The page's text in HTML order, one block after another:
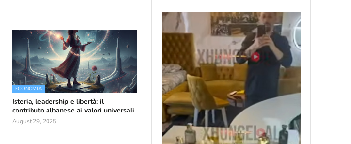
ECONOMIA
Isteria, leadership e libertà: il
contributo albanese ai valori universali
August 29, 2025